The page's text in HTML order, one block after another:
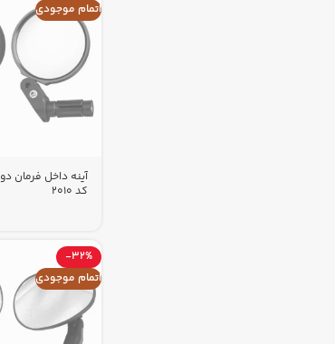
اتمام موجودی
آینه داخل فرمان
کد 2010
-32%
اتمام موجودی